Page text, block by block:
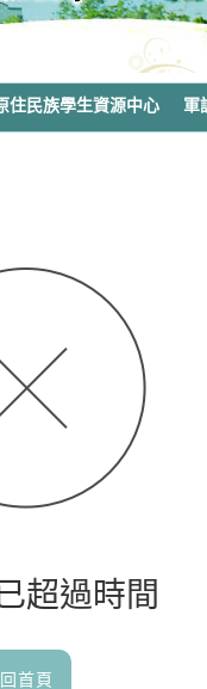
住民族學生資源中心 軍
超過時間
回首頁